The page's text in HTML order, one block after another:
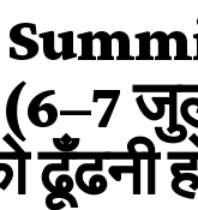
ढूँढनी